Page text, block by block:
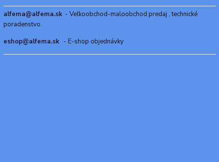
alfema@alfema.sk - Veľkoobchod-maloobchod predaj , technické
poradenstvo.
eshop@alfema.sk - E-shop objednávky